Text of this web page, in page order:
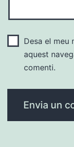
Desa el meu
aquest
comenti.